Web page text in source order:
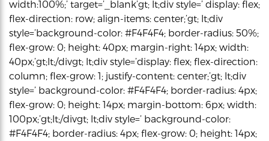
width:100%;’ target=’_blank’gt; lt;div style=’ display: flex;
flex-direction: row; align-items: center;’gt; lt;div
style=’background-color: #F4F4F4; border-radius: 50%;
flex-grow: 0; height: 40px; margin-right: 14px; width:
40px;’gt;lt;/divgt; lt;div style=’display: flex; flex-direction:
column; flex-grow: 1; justify-content: center;’gt; lt;div
style=’ background-color: #F4F4F4; border-radius: 4px;
flex-grow: 0; height: 14px; margin-bottom: 6px; width:
100px;’gt;lt;/divgt; lt;div style=’ background-color:
#F4F4F4; border-radius: 4px; flex-grow: 0; height: 14px;